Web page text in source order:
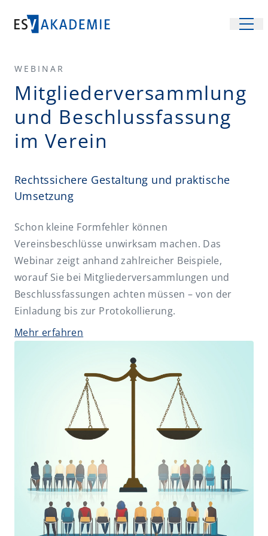
Veranstaltungen
Fachgebiete
Recht
Steuern
Betriebssicherheit
Arbeitsschutz
Energiewirtschaftsrecht
Erbrecht und Nachfolge
FAO-Fortbildungen
Gesellschaftsrecht
Insolvenz- und Sanierungsrecht
Künstliche Intelligenz (KI)
Miet- und WEG-Recht
Risk und Compliance
Sozialrecht
Steuerrecht
Inhouse-Schulungen
Location
Unsere Räume
Räume mieten
Virtueller Rundgang
Über uns
Team und Services
Partner
FAQ
Kontakt
Newsletter
WEBINAR
Mitgliederversammlung
und Beschlussfassung
im Verein
Rechtssichere Gestaltung und praktische
Umsetzung
Schon kleine Formfehler können
Vereinsbeschlüsse unwirksam machen. Das
Webinar zeigt anhand zahlreicher Beispiele,
worauf Sie bei Mitgliederversammlungen und
Beschlussfassungen achten müssen – von der
Einladung bis zur Protokollierung.
Mehr erfahren